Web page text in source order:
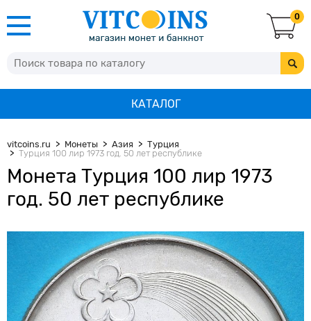
0
КАТАЛОГ
vitcoins.ru Монеты Азия
Турция
Турция 100 лир 1973 год. 50 лет республике
Монета Турция 100 лир 1973
год. 50 лет республике